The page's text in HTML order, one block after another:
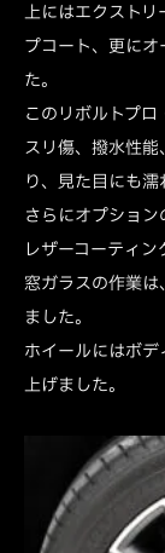
上にはエクスト
プコート、更に
た。
このリボルトプ
スリ傷、撥水性
り、見た目にも濡
さらにオプション
レザーコーティン
窓ガラスの作業
ました。
ホイールにはボデ
上げました。